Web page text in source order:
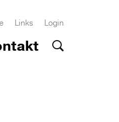
Links Login